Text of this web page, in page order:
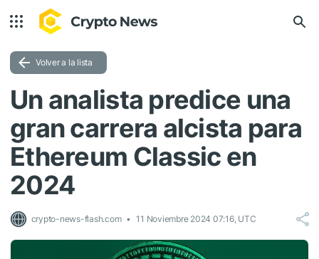
Volver a la lista
Un analista predice una
gran carrera alcista para
Ethereum Classic en
2024
crypto-news-flash.com 11 Noviembre 2024 07:16, UTC